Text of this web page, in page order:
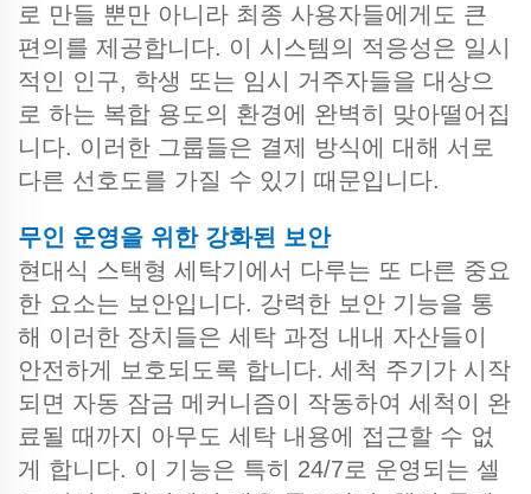
로 만들 뿐만 아니라 최종 사용자들에게도 큰
편의를 제공합니다. 이 시스템의 적응성은 일시
적인 인구, 학생 또는 임시 거주자들을 대상으
로 하는 복합 용도의 환경에 완벽히 맞아떨어집
니다. 이러한 그룹들은 결제 방식에 대해 서로
다른 선호도를 가질 수 있기 때문입니다.
무인 운영을 위한 강화된 보안
현대식 스택형 세탁기에서 다루는 또 다른 중요
한 요소는 보안입니다. 강력한 보안 기능을 통
해 이러한 장치들은 세탁 과정 내내 자산들이
안전하게 보호되도록 합니다. 세척 주기가 시작
되면 자동 잠금 메커니즘이 작동하여 세척이 완
료될 때까지 아무도 세탁 내용에 접근할 수 없
게 합니다. 이 기능은 특히 24/7로 운영되는 셀